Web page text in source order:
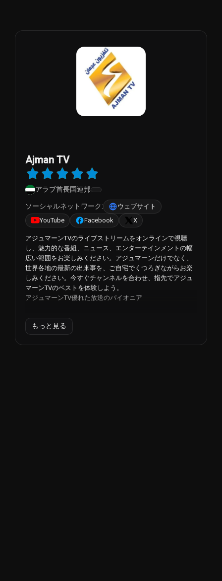
Ajman TV
アラブ首長国連邦
ソーシャルネットワーク:
ウェブサイト
YouTube
Facebook X
アジュマーンTVのライブストリームをオンラインで視聴
し、魅力的な番組、ニュース、エンターテインメントの幅
広い範囲をお楽しみください。アジュマーンだけでなく、
世界各地の最新の出来事を、ご自宅でくつろぎながらお楽
しみください。今すぐチャンネルを合わせ、指先でアジュ
マーンTVのベストを体験しよう。
アジュマーンTV優れた放送のパイオニア
1996年2月、テレビ放送の世界で画期的な出来事が起こっ
た。後に一躍有名になるチャンネル、アジュマーンTVは、
高品質の番組を視聴者に提供することを目的にスタートし
た。地上波チャンネルVHF 26で初めて放送を開始した
もっと見る